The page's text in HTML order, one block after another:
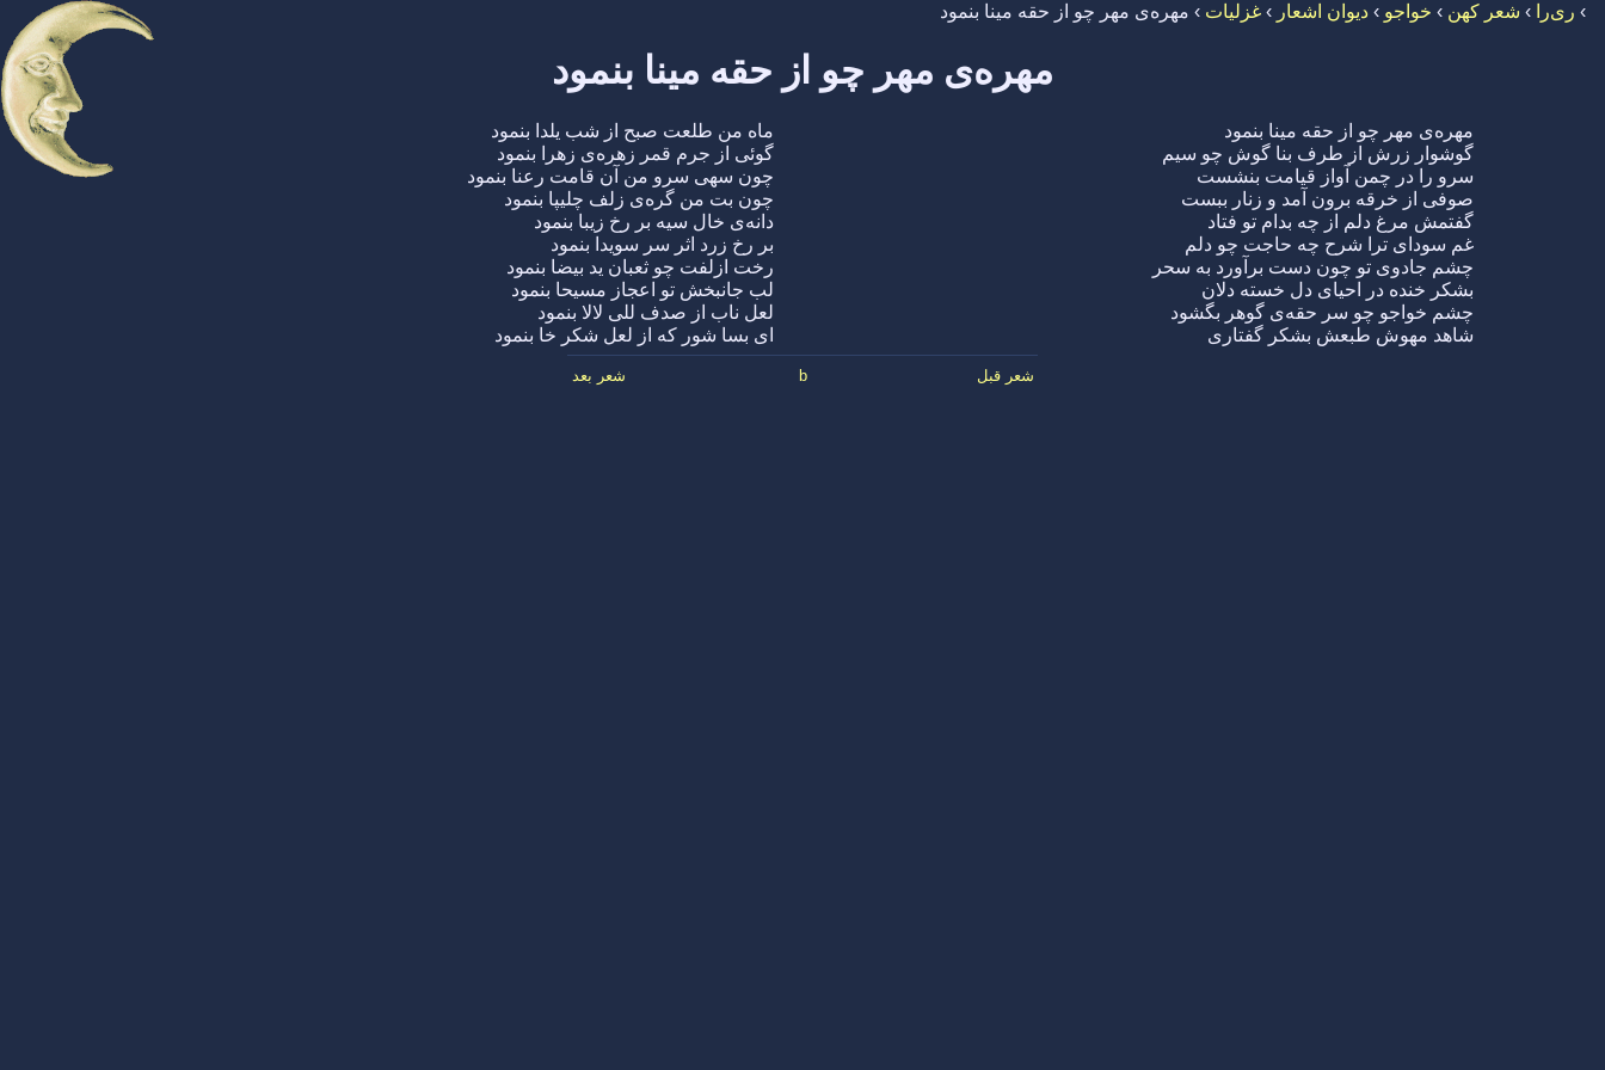
› ری‌را › شعر کهن › خواجو › دیوان اشعار › غزلیات › مهره‌ی مهر چو از حقه مینا بنمود
مهره‌ی مهر چو از حقه مینا بنمود
مهره‌ی مهر چو از حقه مینا بنمود
ماه من طلعت صبح از شب یلدا بنمود
گوشوار زرش از طرف بنا گوش چو سیم
گوئی از جرم قمر زهره‌ی زهرا بنمود
سرو را در چمن آواز قیامت بنشست
چون سهی سرو من آن قامت رعنا بنمود
صوفی از خرقه برون آمد و زنار ببست
چون بت من گره‌ی زلف چلیپا بنمود
گفتمش مرغ دلم از چه بدام تو فتاد
دانه‌ی خال سیه بر رخ زیبا بنمود
غم سودای ترا شرح چه حاجت چو دلم
بر رخ زرد اثر سر سویدا بنمود
چشم جادوی تو چون دست برآورد به سحر
رخت ازلفت چو ثعبان ید بیضا بنمود
بشکر خنده در احیای دل خسته دلان
لب جانبخش تو اعجاز مسیحا بنمود
چشم خواجو چو سر حقه‌ی گوهر بگشود
لعل ناب از صدف للی لالا بنمود
شاهد مهوش طبعش بشکر گفتاری
ای بسا شور که از لعل شکر خا بنمود
شعر قبل b شعر بعد